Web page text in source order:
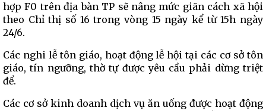
hợp F0 trên địa bàn TP sẽ nâng mức giãn cách xã hội
theo Chỉ thị số 16 trong vòng 15 ngày kể từ 15h ngày
24/6.
Các nghi lễ tôn giáo, hoạt động lễ hội tại các cơ sở tôn
giáo, tín ngưỡng, thờ tự được yêu cầu phải dừng triệt
để.
Các cơ sở kinh doanh dịch vụ ăn uống được hoạt động